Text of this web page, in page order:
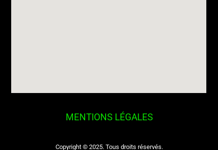
MENTIONS LÉGALES
Copyright © 2025. Tous droits réservés.